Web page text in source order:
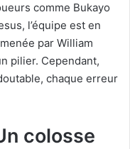
comme Bukayo
l’équipe est en
par William
pilier. Cependant,
chaque erreur
colosse